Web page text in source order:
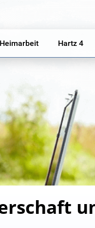
Heimarbeit Hartz 4